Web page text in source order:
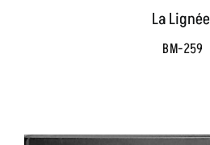
La Lignée
BM-259